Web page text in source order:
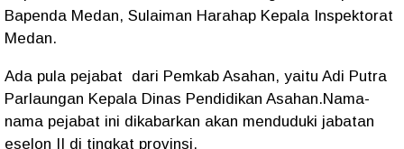
Bapenda Medan, Sulaiman Harahap Kepala Inspektorat
Medan.
Ada pula pejabat dari Pemkab Asahan, yaitu Adi Putra
Parlaungan Kepala Dinas Pendidikan Asahan.Nama-
nama pejabat ini dikabarkan akan menduduki jabatan
eselon II di tingkat provinsi.